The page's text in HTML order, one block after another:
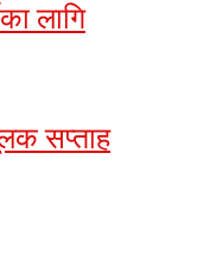
लागि
सप्ताह